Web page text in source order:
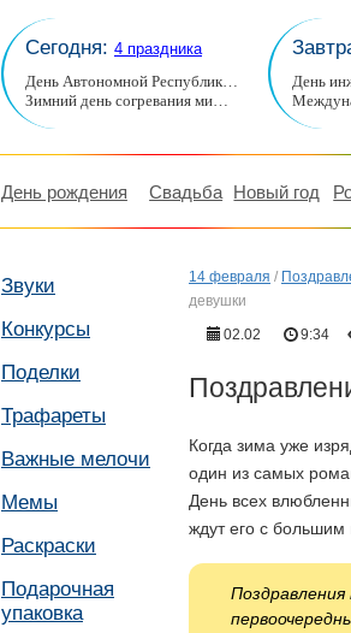
Сегодня: 4 праздника
День Автономной Республик…
Зимний день согревания ми…
День
День рождения Свадьба Новый год
Звуки
Конкурсы
Поделки
Трафареты
Важные мелочи
Мемы
Раскраски
Подарочная
упаковка
14 февраля /
девушки
02.02
9:34
Когда зима уже
один из самых
День всех
ждут его с